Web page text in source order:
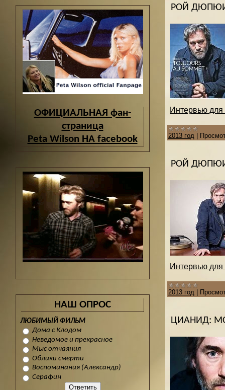
ОФИЦИАЛЬНАЯ фан-
страница
Peta Wilson НА facebook
НАШ ОПРОС
ЛЮБИМЫЙ ФИЛЬМ
Дома с Клодом
Неведомое и прекрасное
Мыс отчаяния
Облики смерти
Воспоминания (Александр)
Серафин
РОЙ
Интервью для
2013 год
РОЙ
Интервью для
2013 год
ЦИАНИД: